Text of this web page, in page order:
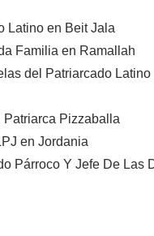
Latino en Beit Jala
Familia en Ramallah
del Patriarcado
Pizzaballa
en Jordania
Párroco Y Jefe De